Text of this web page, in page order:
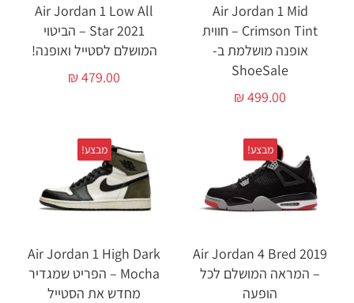
Air Jordan 1 Mid
Crimson Tint – חווית
אופנה מושלמת ב-
ShoeSale
₪499.00
Air Jordan 1 Low All
Star 2021 – הביטוי
המושלם לסטייל ואופנה!
₪479.00
מבצע!
Air Jordan 4 Bred 2019
– המראה המושלם לכל
הופעה
מבצע!
Air Jordan 1 High Dark
Mocha – הפריט שמגדיר
מחדש את הסטייל